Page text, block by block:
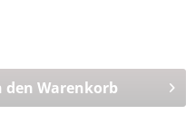
den Warenkorb